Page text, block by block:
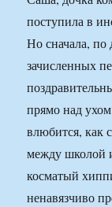
поступила в
Но сначала, по
зачисленных
прямо над
влюбится, как
между школой
косматый
ненавязчиво